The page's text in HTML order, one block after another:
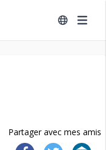
Partager avec mes amis